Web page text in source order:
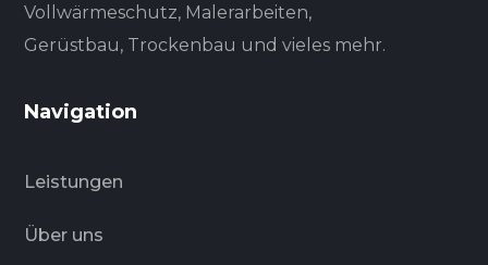
Vollwärmeschutz, Malerarbeiten,
Gerüstbau, Trockenbau und vieles mehr.
Navigation
Leistungen
Über uns